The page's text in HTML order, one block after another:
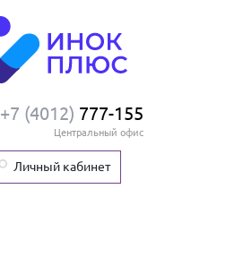
+7 (4012) 777-155
Центральный офис
Личный кабинет